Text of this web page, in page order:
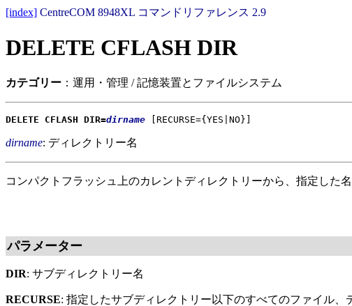
[index] CentreCOM 8948XL コマンドリファレンス 2.9
DELETE CFLASH DIR
カテゴリー ：運用・管理 / 記憶装置とファイルシステム
DELETE CFLASH DIR=dirname [RECURSE={YES|NO}]
dirname: ディレクトリー名
コンパクトフラッシュ上のカレントディレクトリーから、指定した
パラメーター
DIR: サブディレクトリー名
RECURSE: 指定したサブディレクトリー以下のすべてのファイル